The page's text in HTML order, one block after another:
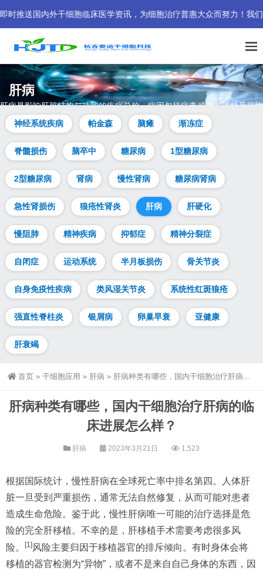
干细胞临床医学资讯，为细胞治疗普惠大众而努力！我们的海外客户
肝病
肝病是影响肝脏结构与功能的疾病总称，病因包括病毒感染、酒精及药物
等。治疗需依病因及病情而定，涵盖药物、生活方式调整及肝移植等。本
页解析肝病症状、病因、类型等常见问题，并提供干细胞治疗肝病的热点
答疑。
神经系统疾病 帕金森 脑瘫 渐冻症
脊髓损伤 脑卒中 糖尿病 1型糖尿病
2型糖尿病 肾病 慢性肾病 糖尿病肾病
急性肾损伤 狼疮性肾炎 肝病 肝硬化
慢阻肺 精神疾病 抑郁症 精神分裂症
自闭症 运动系统 半月板损伤 骨关节炎
自身免疫性疾病 类风湿关节炎 系统性红斑狼疮
强直性脊柱炎 银屑病 卵巢早衰 亚健康
肝衰竭
首页 » 干细胞应用 » 肝病 » 肝病种类有哪些，国内干细胞治疗肝病的临床进展怎么样？
肝病种类有哪些，国内干细胞治疗肝病的临
床进展怎么样？
肝病 2023年3月21日 1,523
根据国际统计，慢性肝病在全球死亡率中排名第四。人体肝
脏一旦受到严重损伤，通常无法自然修复，从而可能对患者
造成生命危险。鉴于此，慢性肝病唯一可能的治疗选择是危
险的完全肝移植。不幸的是，肝移植手术需要考虑很多风
险。
[1] 风险主要归因于移植器官的排斥倾向。有时身体会将
移植的器官检测为“异物”，或者不是来自自己身体的东西，因